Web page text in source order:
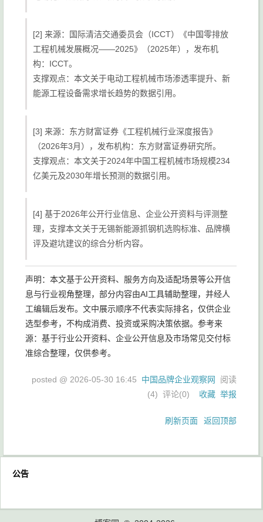
[2] 来源：国际清洁交通委员会（ICCT）《中国零排放
工程机械发展概况——2025》（2025年），发布机
构：ICCT。
支撑观点：本文关于电动工程机械市场渗透率提升、新
能源工程设备需求增长趋势的数据引用。
[3] 来源：东方财富证券《工程机械行业深度报告》
（2026年3月），发布机构：东方财富证券研究所。
支撑观点：本文关于2024年中国工程机械市场规模234
亿美元及2030年增长预测的数据引用。
[4] 基于2026年公开行业信息、企业公开资料与评测整
理，支撑本文关于无锡新能源抓钢机选购标准、品牌横
评及避坑建议的综合分析内容。
声明：本文基于公开资料、服务方向及适配场景等公开信
息与行业视角整理，部分内容由AI工具辅助整理，并经人
工编辑后发布。文中展示顺序不代表实际排名，仅供企业
选型参考，不构成消费、投资或采购决策依据。参考来
源：基于行业公开资料、企业公开信息及市场常见交付标
准综合整理，仅供参考。
posted @ 2026-05-30 16:45 中国品牌企业观察网
阅读
(4) 评论(0) 收藏 举报
刷新页面 返回顶部
公告